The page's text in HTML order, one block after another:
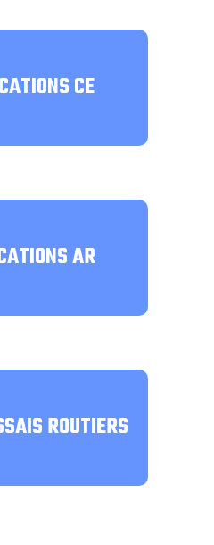
CE
AR
ROUTIERS